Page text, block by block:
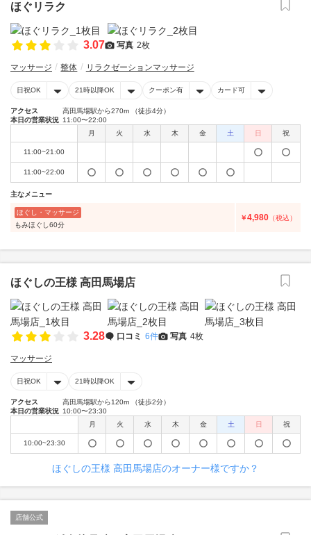
ほぐリラク
3.07 写真 2枚
マッサージ 整体 リラクゼーションマッサージ
日祝OK 21時以降OK クーポン有 カード可
アクセス
高田馬場駅から270m （徒歩4分）
本日の営業状況 11:00〜22:00
月
火 水 木 金 土 日 祝
11:00~21:00
11:00~22:00
主なメニュー
ほぐし・マッサージ
もみほぐし60分
￥4,980 （税込）
ほぐしの王様 高田馬場店
3.28 口コミ 6件 写真 4枚
マッサージ
日祝OK 21時以降OK
アクセス
高田馬場駅から120m （徒歩2分）
本日の営業状況 10:00〜23:30
月
火 水 木 金 土 日 祝
10:00~23:30
ほぐしの王様 高田馬場店のオーナー様ですか？
店舗公式